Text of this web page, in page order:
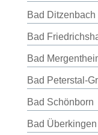
Bad Ditzenbach
Bad
Bad
Bad Peterstal-
Bad Schönborn
Bad Überkingen